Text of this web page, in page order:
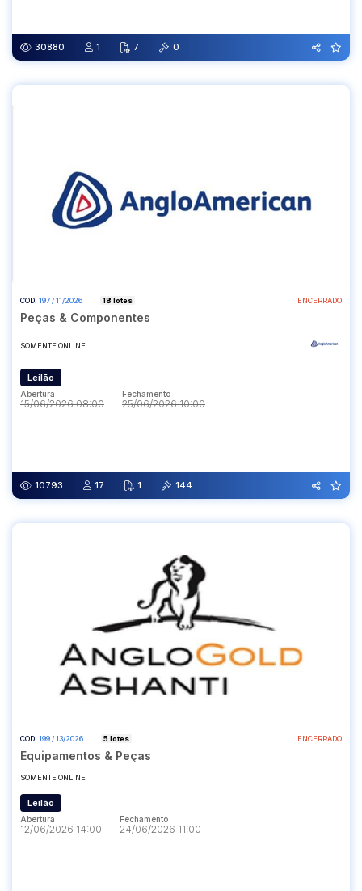
30880 1 7 0
COD. 197 / 11/2026 18 lotes ENCERRADO
Peças & Componentes
SOMENTE ONLINE
Leilão
Abertura
15/06/2026 08:00
Fechamento
25/06/2026 10:00
10793 17 1 144
COD. 199 / 13/2026 5 lotes ENCERRADO
Equipamentos & Peças
SOMENTE ONLINE
Leilão
Abertura
12/06/2026 14:00
Fechamento
24/06/2026 11:00